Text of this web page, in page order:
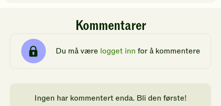
Kommentarer
Du må være logget inn for å kommentere
Ingen har kommentert enda. Bli den første!